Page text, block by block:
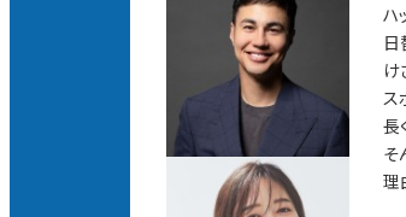
ハ
日
け
ス
長
そ
理